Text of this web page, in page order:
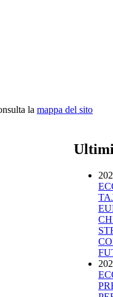
la mappa del sito